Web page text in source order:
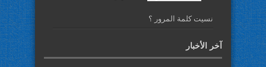
نسيت كلمة المرور ؟
آخر الأخبار